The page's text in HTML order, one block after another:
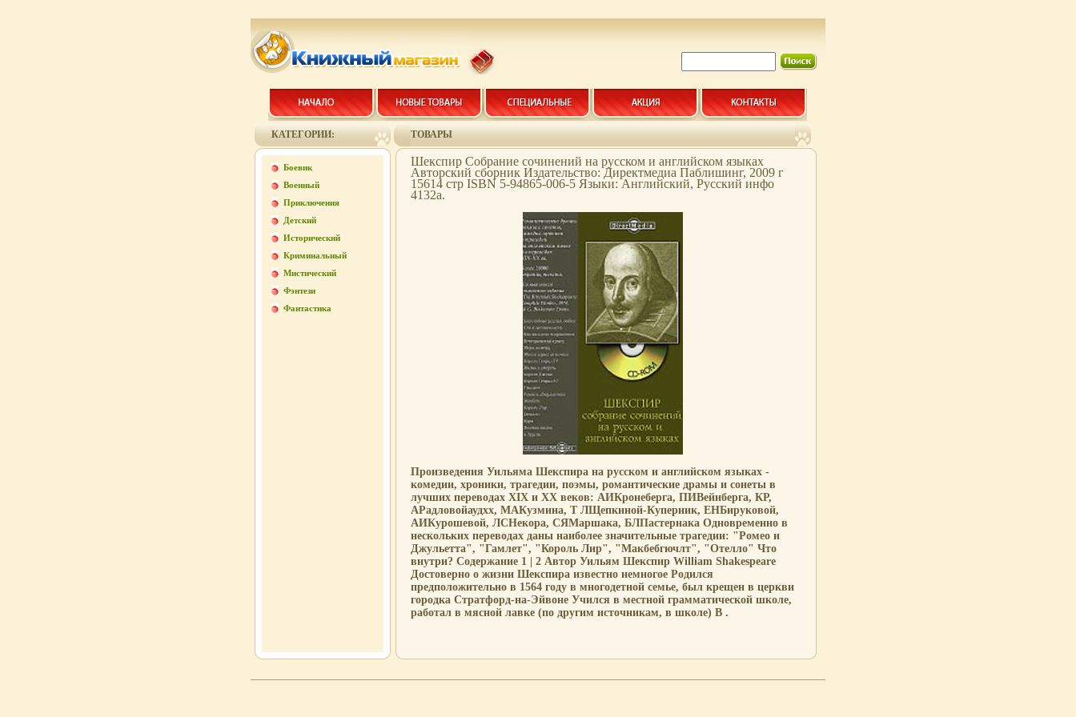
КАТЕГОРИИ:
Боевик
Военный
Приключения
Детский
Исторический
Криминальный
Мистический
Фэнтези
Фантастика
ТОВАРЫ
Шекспир Собрание сочинений на русском и английском языках
Авторский сборник Издательство: Директмедиа Паблишинг, 2009 г
15614 стр ISBN 5-94865-006-5 Языки: Английский, Русский инфо
4132a.
Произведения Уильяма Шекспира на русском и английском языках -
комедии, хроники, трагедии, поэмы, романтические драмы и сонеты в
лучших переводах XIX и XX веков: АИКронеберга, ПИВейнберга, КР,
АРадловойаудхх, МАКузмина, Т ЛЩепкиной-Куперник, ЕНБируковой,
АИКурошевой, ЛСНекора, СЯМаршака, БЛПастернака Одновременно в
нескольких переводах даны наиболее значительные трагедии: "Ромео и
Джульетта", "Гамлет", "Король Лир", "Макбебгючлт", "Отелло" Что
внутри? Содержание 1 | 2 Автор Уильям Шекспир William Shakespeare
Достоверно о жизни Шекспира известно немногое Родился
предположительно в 1564 году в многодетной семье, был крещен в церкви
городка Стратфорд-на-Эйвоне Учился в местной грамматической школе,
работал в мясной лавке (по другим источникам, в школе) В .